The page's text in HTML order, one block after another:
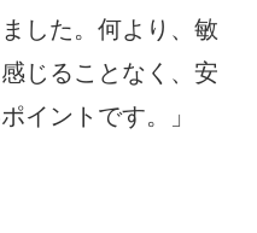
した。何より、敏
じることなく、安
イントです。」